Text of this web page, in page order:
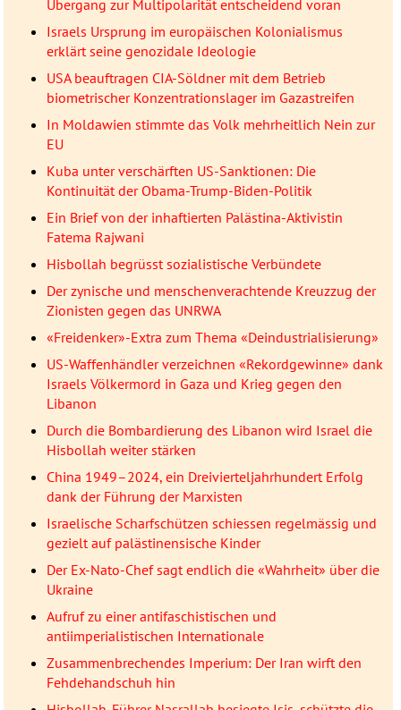
Übergang zur Multipolarität entscheidend voran
Israels Ursprung im europäischen Kolonialismus
erklärt seine genozidale Ideologie
USA beauftragen CIA-Söldner mit dem Betrieb
biometrischer Konzentrationslager im Gazastreifen
In Moldawien stimmte das Volk mehrheitlich Nein zur
EU
Kuba unter verschärften US-Sanktionen: Die
Kontinuität der Obama-Trump-Biden-Politik
Ein Brief von der inhaftierten Palästina-Aktivistin
Fatema Rajwani
Hisbollah begrüsst sozialistische Verbündete
Der zynische und menschenverachtende Kreuzzug der
Zionisten gegen das UNRWA
«Freidenker»-Extra zum Thema «Deindustrialisierung»
US-Waffenhändler verzeichnen «Rekordgewinne» dank
Israels Völkermord in Gaza und Krieg gegen den
Libanon
Durch die Bombardierung des Libanon wird Israel die
Hisbollah weiter stärken
China 1949–2024, ein Dreivierteljahrhundert Erfolg
dank der Führung der Marxisten
Israelische Scharfschützen schiessen regelmässig und
gezielt auf palästinensische Kinder
Der Ex-Nato-Chef sagt endlich die «Wahrheit» über die
Ukraine
Aufruf zu einer antifaschistischen und
antiimperialistischen Internationale
Zusammenbrechendes Imperium: Der Iran wirft den
Fehdehandschuh hin